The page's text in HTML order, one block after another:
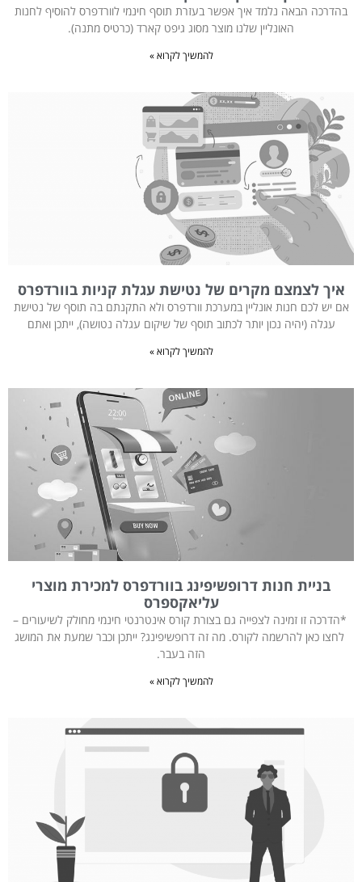
בהדרכה הבאה נלמד איך אפשר בעזרת תוסף חינמי לוורדפרס להוסיף לחנות
האונליין שלנו מוצר מסוג גיפט קארד (כרטיס מתנה).
להמשיך לקרוא »
איך לצמצם מקרים של נטישת עגלת קניות בוורדפרס
אם יש לכם חנות אונליין במערכת וורדפרס ולא התקנתם בה תוסף של נטישת
עגלה (יהיה נכון יותר לכתוב תוסף של שיקום עגלה נטושה), ייתכן ואתם
להמשיך לקרוא »
בניית חנות דרופשיפינג בוורדפרס למכירת מוצרי
עליאקספרס
*הדרכה זו זמינה לצפייה גם בצורת קורס אינטרנטי חינמי מחולק לשיעורים –
לחצו כאן להרשמה לקורס. מה זה דרופשיפינג? ייתכן וכבר שמעת את המושג
הזה בעבר.
להמשיך לקרוא »